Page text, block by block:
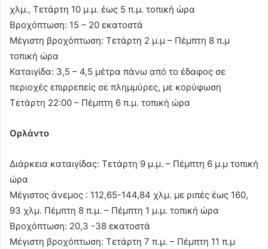
χλμ., Τετάρτη 10 μ.μ. έως 5 π.μ. τοπική ώρα
Βροχόπτωση: 15 – 20 εκατοστά
Μέγιστη βροχόπτωση: Τετάρτη 2 μ.μ – Πέμπτη 8 π.μ
τοπική ώρα
Καταιγίδα: 3,5 – 4,5 μέτρα πάνω από το έδαφος σε
περιοχές επιρρεπείς σε πλημμύρες, με κορύφωση
Τετάρτη 22:00 – Πέμπτη 6 π.μ. τοπική ώρα
Ορλάντο
Διάρκεια καταιγίδας: Τετάρτη 9 μ.μ. – Πέμπτη 6 μ.μ τοπική
ώρα
Μέγιστος άνεμος : 112,65-144,84 χλμ. με ριπές έως 160,
93 χλμ. Πέμπτη 8 π.μ. – Πέμπτη 1 μ.μ. τοπική ώρα
Βροχόπτωση: 20,3 -38 εκατοστά
Μέγιστη βροχόπτωση: Τετάρτη 7 π.μ. – Πέμπτη 11 π.μ